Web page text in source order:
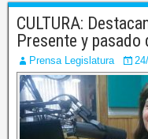
CULTURA:
Presente y pasado
Prensa Legislatura